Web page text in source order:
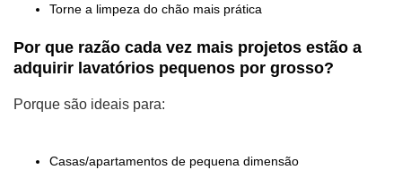
Torne a limpeza do chão mais prática
Por que razão cada vez mais projetos estão a
adquirir lavatórios pequenos por grosso?
Porque são ideais para:
Casas/apartamentos de pequena dimensão